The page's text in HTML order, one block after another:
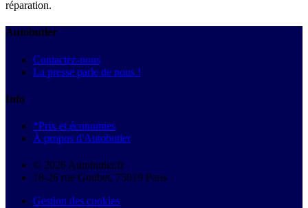
réparation.
Autobutler
Contactez-nous
La presse parle de nous !
Info
*Prix et économies
À propos d'Autobutler
© 2026 Autobutler.fr
18-26 rue Goubet, 75019 Paris
Gestion des cookies